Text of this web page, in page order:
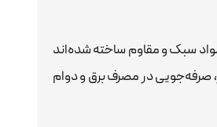
مواد سبک و مقاوم ساخته شده‌اند
صرفه‌جویی در مصرف برق و دوام